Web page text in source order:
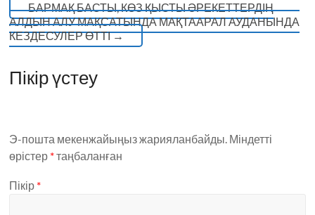
БАРМАҚ БАСТЫ, КӨЗ ҚЫСТЫ ӘРЕКЕТТЕРДІҢ
АЛДЫН АЛУ МАҚСАТЫНДА МАҚТААРАЛ АУДАНЫНДА
КЕЗДЕСУЛЕР ӨТТІ→
Пікір үстеу
Э-пошта мекенжайыңыз жарияланбайды. Міндетті
өрістер *таңбаланған
Пікір *